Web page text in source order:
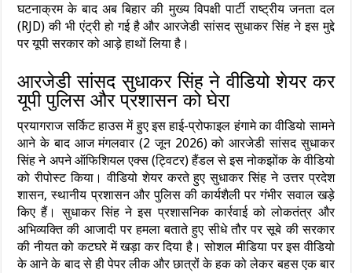
घटनाक्रम के बाद अब बिहार की मुख्य विपक्षी पार्टी राष्ट्रीय जनता दल
(RJD) की भी एंट्री हो गई है और आरजेडी सांसद सुधाकर सिंह ने इस मुद्दे
पर यूपी सरकार को आड़े हाथों लिया है।
आरजेडी सांसद सुधाकर सिंह ने वीडियो शेयर कर
यूपी पुलिस और प्रशासन को घेरा
प्रयागराज सर्किट हाउस में हुए इस हाई-प्रोफाइल हंगामे का वीडियो सामने
आने के बाद आज मंगलवार (2 जून 2026) को आरजेडी सांसद सुधाकर
सिंह ने अपने ऑफिशियल एक्स (ट्विटर) हैंडल से इस नोकझोंक के वीडियो
को रीपोस्ट किया। वीडियो शेयर करते हुए सुधाकर सिंह ने उत्तर प्रदेश
शासन, स्थानीय प्रशासन और पुलिस की कार्यशैली पर गंभीर सवाल खड़े
किए हैं। सुधाकर सिंह ने इस प्रशासनिक कार्रवाई को लोकतंत्र और
अभिव्यक्ति की आजादी पर हमला बताते हुए सीधे तौर पर सूबे की सरकार
की नीयत को कटघरे में खड़ा कर दिया है। सोशल मीडिया पर इस वीडियो
के आने के बाद से ही पेपर लीक और छात्रों के हक को लेकर बहस एक बार